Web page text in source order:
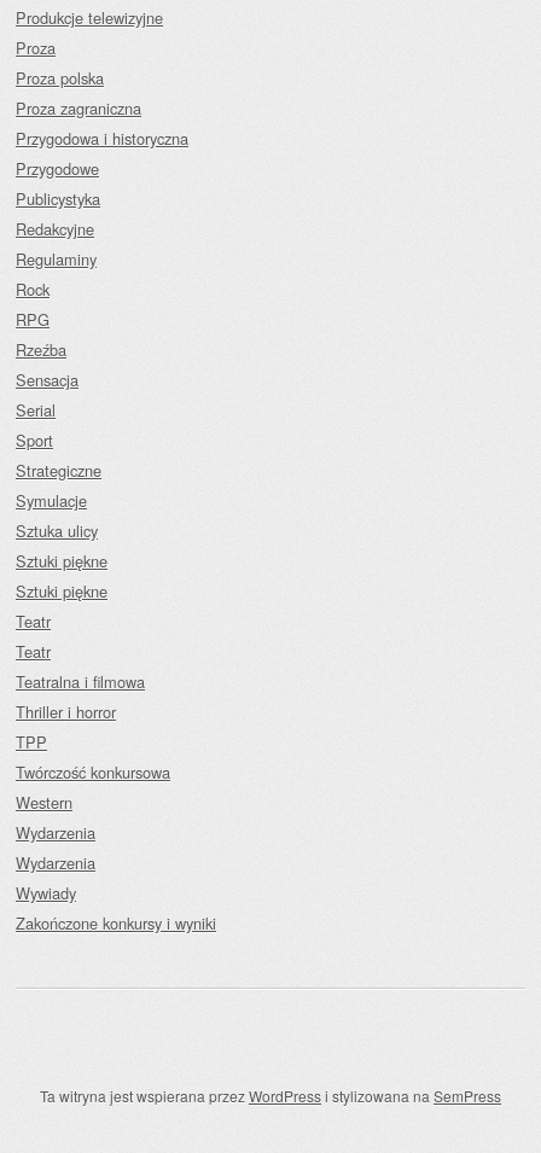
Produkcje telewizyjne
Proza
Proza polska
Proza zagraniczna
Przygodowa i historyczna
Przygodowe
Publicystyka
Redakcyjne
Regulaminy
Rock
RPG
Rzeźba
Sensacja
Serial
Sport
Strategiczne
Symulacje
Sztuka ulicy
Sztuki piękne
Sztuki piękne
Teatr
Teatr
Teatralna i filmowa
Thriller i horror
TPP
Twórczość konkursowa
Western
Wydarzenia
Wydarzenia
Wywiady
Zakończone konkursy i wyniki
Ta witryna jest wspierana przezWordPressi stylizowana na SemPress